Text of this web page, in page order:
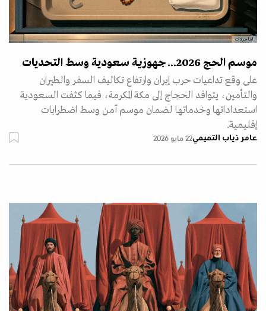
لينا جرادات
موسم الحج 2026... جهوزية سعودية وسط التحديات
على وقع تداعيات حرب إيران وارتفاع تكاليف السفر والطيران
والتأمين، يتوافد الحجاج إلى مكة المكرمة، فيما كثفت السعودية
استعداداتها وخدماتها لضمان موسم آمن وسط اضطرابات
إقليمية.
عامر ذياب التميمي22 مايو 2026